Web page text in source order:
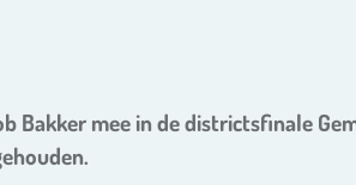
Bakker mee in de districtsfinale